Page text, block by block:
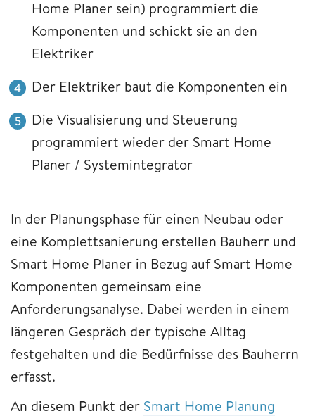
Home Planer sein) programmiert die
Komponenten und schickt sie an den
Elektriker
Der Elektriker baut die Komponenten ein
Die Visualisierung und Steuerung
programmiert wieder der Smart Home
Planer / Systemintegrator
In der Planungsphase für einen Neubau oder
eine Komplettsanierung erstellen Bauherr und
Smart Home Planer in Bezug auf Smart Home
Komponenten gemeinsam eine
Anforderungsanalyse. Dabei werden in einem
längeren Gespräch der typische Alltag
festgehalten und die Bedürfnisse des Bauherrn
erfasst.
An diesem Punkt der Smart Home Planung